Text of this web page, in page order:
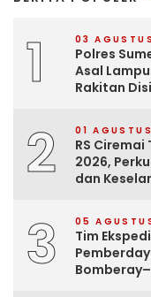
1 03
Polres
Asal
Rakitan
2 01
RS Ciremai
2026,
dan
3 05
Tim